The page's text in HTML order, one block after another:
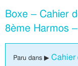
Boxe – Cahier
8ème Harmos
Paru dans ▶ Cahier